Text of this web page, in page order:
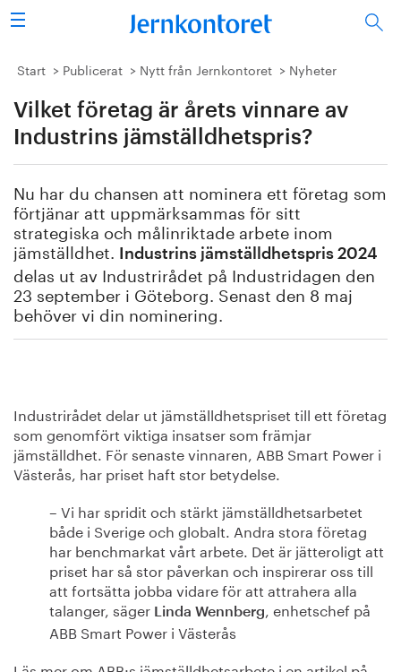
Sök
Stålindustrin
Vision 2050
Energi/miljö
Vi tycker
Publicerat
Bildbank
Start Publicerat Nytt från Jernkontoret Nyheter
Vilket företag är årets vinnare av
Industrins jämställdhetspris?
Nu har du chansen att nominera ett företag som
förtjänar att uppmärksammas för sitt
strategiska och målinriktade arbete inom
jämställdhet. Industrins jämställdhetspris 2024
delas ut av Industrirådet på Industridagen den
23 september i Göteborg. Senast den 8 maj
behöver vi din nominering.
Industrirådet delar ut jämställdhetspriset till ett företag
som genomfört viktiga insatser som främjar
jämställdhet. För senaste vinnaren, ABB Smart Power i
Västerås, har priset haft stor betydelse.
– Vi har spridit och stärkt jämställdhetsarbetet
både i Sverige och globalt. Andra stora företag
har benchmarkat vårt arbete. Det är jätteroligt att
priset har så stor påverkan och inspirerar oss till
att fortsätta jobba vidare för att attrahera alla
talanger, säger
Linda Wennberg, enhetschef på
ABB Smart Power i Västerås